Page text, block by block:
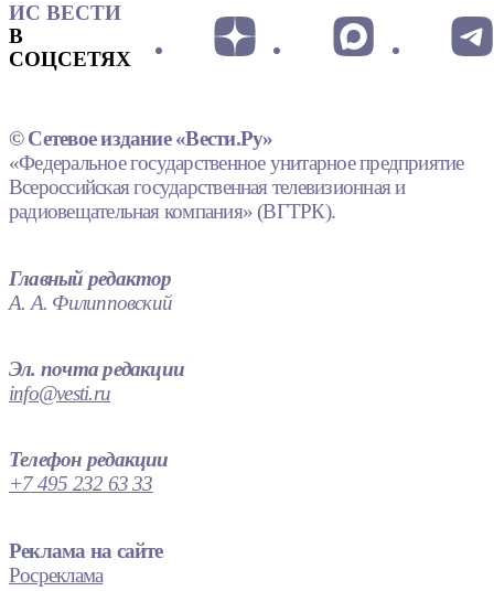
ИС ВЕСТИ
В
СОЦСЕТЯХ
© Сетевое издание «Вести.Ру»
«Федеральное государственное унитарное предприятие
Всероссийская государственная телевизионная и
радиовещательная компания» (ВГТРК).
Главный редактор
А. А. Филипповский
Эл. почта редакции
info@vesti.ru
Телефон редакции
+7 495 232 63 33
Реклама на сайте
Росреклама